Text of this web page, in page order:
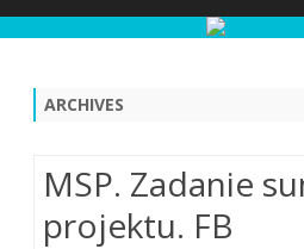
ARCHIVES
MSP. Zadanie
projektu. FB